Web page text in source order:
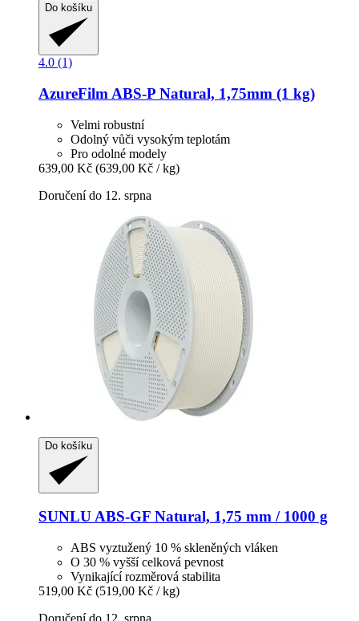
Do košíku
4.0 (1)
AzureFilm ABS-​P Natural, 1,75mm (1 kg)
Velmi robustní
Odolný vůči vysokým teplotám
Pro odolné modely
639,00 Kč (639,00 Kč / kg)
Doručení do 12. srpna
Do košíku
SUNLUABS-​GF Natural, 1,75 mm / 1000 g
ABS vyztužený 10 % skleněných vláken
O 30 % vyšší celková pevnost
Vynikající rozměrová stabilita
519,00 Kč (519,00 Kč / kg)
Doručení do 12. srpna